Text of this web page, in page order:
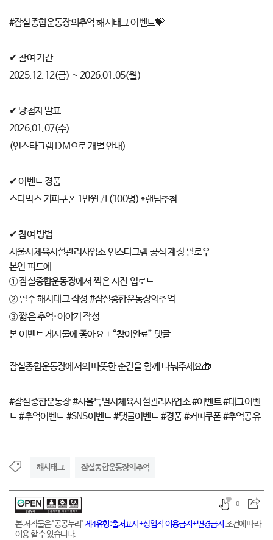
#잠실종합운동장의추억 해시태그 이벤트💝
✔ 참여 기간
2025.12.12(금) ~ 2026.01.05(월)
✔ 당첨자 발표
2026.01.07(수)
(인스타그램 DM으로 개별 안내)
✔ 이벤트 경품
스타벅스 커피쿠폰 1만원권 (100명) *랜덤추첨
✔ 참여 방법
서울시체육시설관리사업소 인스타그램 공식 계정 팔로우
본인 피드에
① 잠실종합운동장에서 찍은 사진 업로드
② 필수 해시태그 작성 #잠실종합운동장의추억
③ 짧은 추억·이야기 작성
본 이벤트 게시물에 좋아요 + “참여완료” 댓글
잠실종합운동장에서의 따뜻한 순간을 함께 나눠주세요🎁
#잠실종합운동장 #서울특별시체육시설관리사업소 #이벤트 #태그이벤
트 #추억이벤트 #SNS이벤트 #댓글이벤트 #경품 #커피쿠폰 #추억공유
해시태그 잠실종합운동장의추억
본 저작물은 "공공누리"제4유형:출처표시+상업적 이용금지+변경금지 조건에 따라
이용 할 수 있습니다.
0